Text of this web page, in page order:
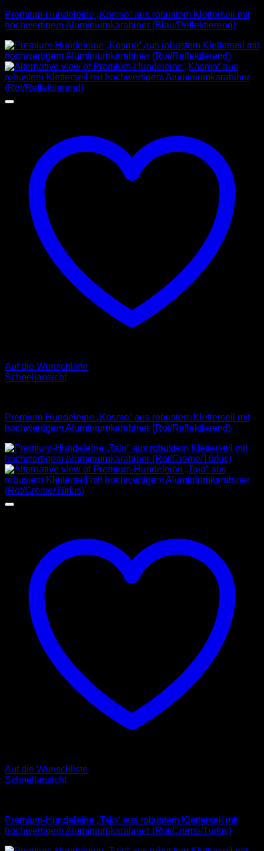
Premium-Hundeleine „Kosmo“ aus robustem Kletterseil mit
hochwertigem Aluminiumkarabiner (Blau/Reflektierend)
Auf die Wunschliste
Schnellansicht
Premium-Hundeleine „Kosmo“ aus robustem Kletterseil mit
hochwertigem Aluminiumkarabiner (Rot/Reflektierend)
Auf die Wunschliste
Schnellansicht
Premium-Hundeleine „Tajo“ aus robustem Kletterseil mit
hochwertigem Aluminiumkarabiner (Rot/Creme/Türkis)